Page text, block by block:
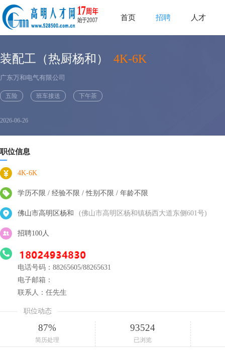
首页 招聘 人才
装配工（热厨杨和） 4K-6K
广东万和电气有限公司
五险 班车接送 下午茶
2026-06-26
职位信息
4K-6K
学历不限 / 经验不限 / 性别不限 / 年龄不限
佛山市高明区杨和 (佛山市高明区杨和镇杨西大道东侧601号)
招聘100人
电话号码：88265605/88265631
电子邮箱：
联系人：任先生
职位动态
87%
简历处理
93524
已浏览